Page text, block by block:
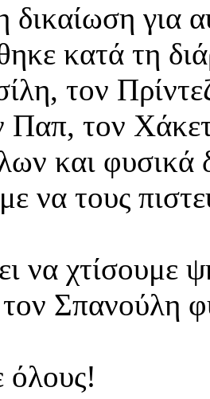
δικαίωση για
κατά τη
τον
Παπ, τον
και φυσικά
να τους
να χτίσουμε
Σπανούλη